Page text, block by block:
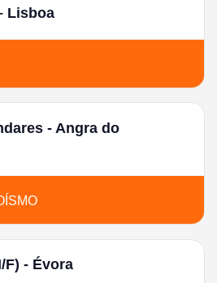
Lisboa
- Angra do
F) - Évora